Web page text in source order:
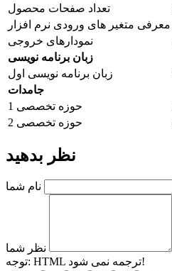
تعداد صفحات محصول
معرفی متغیر های ورودی نرم افزار
نمودارهای خروجی
زبان برنامه نویسی
زبان برنامه نویسی اول
جامدات
حوزه تخصصی 1
حوزه تخصصی 2
نظر بدهید
نام شما
نظر شما
توجه:
HTML ترجمه نمی شود!